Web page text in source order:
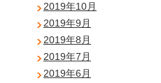
2019年10月
2019年9月
2019年8月
2019年7月
2019年6月